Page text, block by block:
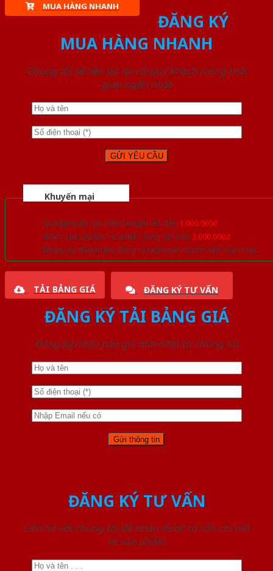
MUA HÀNG NHANH
ĐĂNG KÝ
MUA HÀNG NHANH
Chúng tôi sẽ liên lạc lại với quý khách trong thời
gian ngắn nhất
Khuyến mại
Quà tặng đồ nội thất trang trí lên đến 1.000.000đ
Giảm trực tiếp khi mua đơn hàng lớn hơn 3.000.000đ
Nhiều ưu đãi lớn khi đăng ký tài khoản thành viên thân thiết
TẢI BẢNG GIÁ ĐĂNG KÝ TƯ VẤN
ĐĂNG KÝ TẢI BẢNG GIÁ
Đăng ký nhận báo giá mới nhất từ chúng tôi
ĐĂNG KÝ TƯ VẤN
Liên hệ với chúng tôi để nhận được tư vấn chi tiết
về sản phẩm